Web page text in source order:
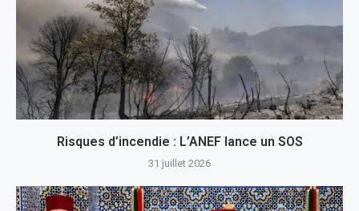
Risques d’incendie : L’ANEF lance un SOS
31 juillet 2026